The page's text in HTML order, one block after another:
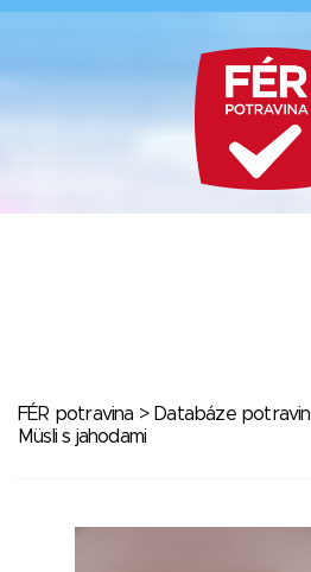
FÉR potravina > Databáze potravin
Müsli s jahodami